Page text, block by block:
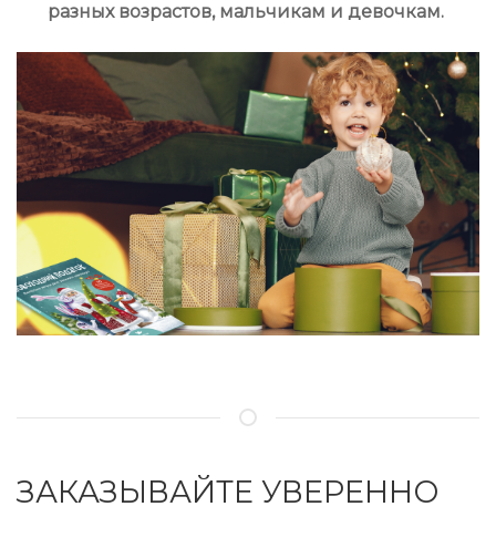
разных возрастов, мальчикам и девочкам.
ЗАКАЗЫВАЙТЕ УВЕРЕННО